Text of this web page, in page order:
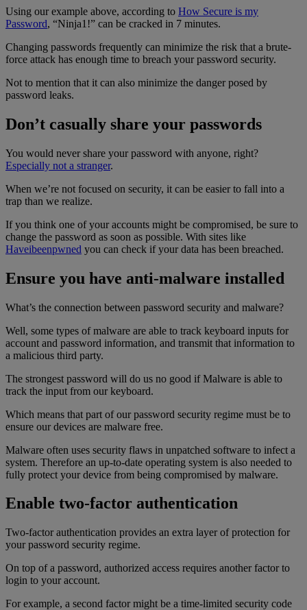
Using our example above, according to How Secure is my
Password, “Ninja1!” can be cracked in 7 minutes.
Changing passwords frequently can minimize the risk that a brute-
force attack has enough time to breach your password security.
Not to mention that it can also minimize the danger posed by
password leaks.
Don’t casually share your passwords
You would never share your password with anyone, right?
Especially not a stranger.
When we’re not focused on security, it can be easier to fall into a
trap than we realize.
If you think one of your accounts might be compromised, be sure to
change the password as soon as possible. With sites like
Haveibeenpwned you can check if your data has been breached.
Ensure you have anti-malware installed
What’s the connection between password security and malware?
Well, some types of malware are able to track keyboard inputs for
account and password information, and transmit that information to
a malicious third party.
The strongest password will do us no good if Malware is able to
track the input from our keyboard.
Which means that part of our password security regime must be to
ensure our devices are malware free.
Malware often uses security flaws in unpatched software to infect a
system. Therefore an up-to-date operating system is also needed to
fully protect your device from being compromised by malware.
Enable two-factor authentication
Two-factor authentication provides an extra layer of protection for
your password security regime.
On top of a password, authorized access requires another factor to
login to your account.
For example, a second factor might be a time-limited security code